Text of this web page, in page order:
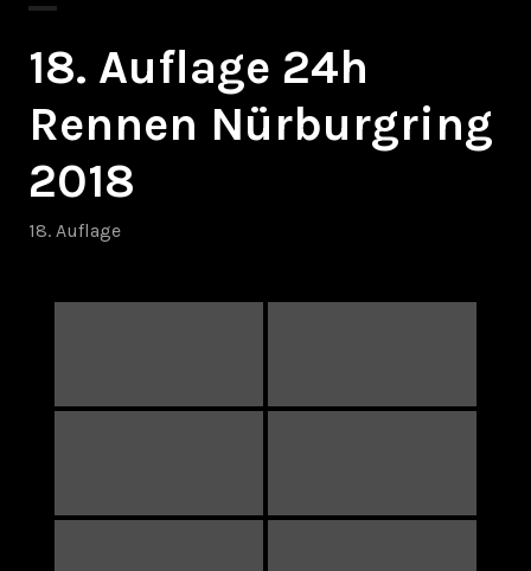
18. Auflage 24h
Rennen Nürburgring
2018
18. Auflage